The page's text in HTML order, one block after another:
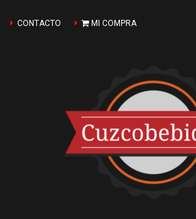
CONTACTO MI COMPRA